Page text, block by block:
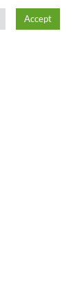
Accept